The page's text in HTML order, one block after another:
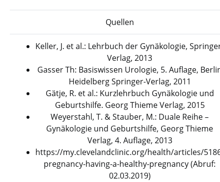
Quellen
Keller, J. et al.: Lehrbuch der Gynäkologie,
Verlag, 2013
Gasser Th: Basiswissen Urologie, 5. Auflage,
Heidelberg Springer-Verlag, 2011
Gätje, R. et al.: Kurzlehrbuch Gynäkologie und
Geburtshilfe. Georg Thieme Verlag, 2015
Weyerstahl, T. & Stauber, M.: Duale Reihe –
Gynäkologie und Geburtshilfe, Georg Thieme
Verlag, 4. Auflage, 2013
https://my.clevelandclinic.org/health/articles/
pregnancy-having-a-healthy-pregnancy (Abruf:
02.03.2019)